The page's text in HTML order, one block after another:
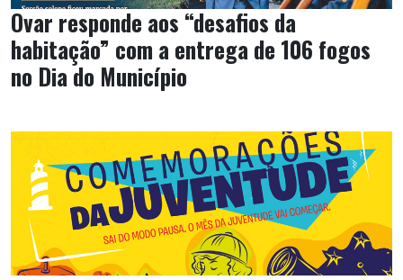
Ovar responde aos “desafios da
habitação” com a entrega de 106 fogos
no Dia do Município